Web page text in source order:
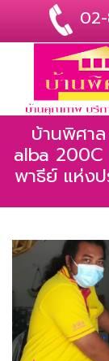
บ้านพิศา
alba 200C
พาธีย์ แห่งป